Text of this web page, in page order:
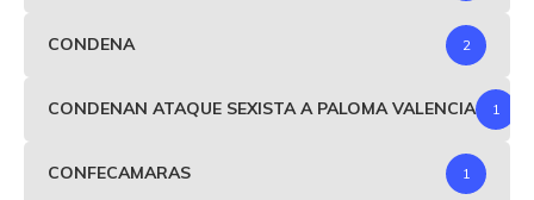
CONDENA 2
CONDENAN ATAQUE SEXISTA A PALOMA VALENCIA 1
CONFECAMARAS 1